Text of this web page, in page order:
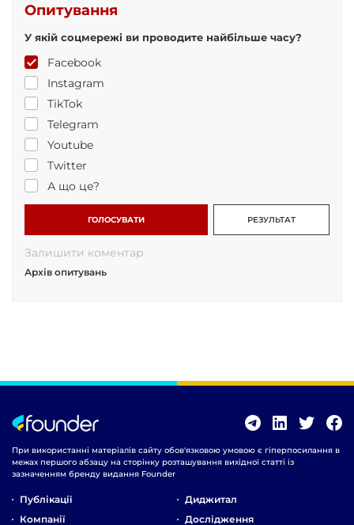
Опитування
У якій соцмережі ви проводите найбільше часу?
Facebook
Instagram
TikTok
Telegram
Youtube
Twitter
А що це?
ГОЛОСУВАТИ РЕЗУЛЬТАТ
Залишити коментар
Архів опитувань
При використанні матеріалів сайту обов'язковою умовою є гіперпосилання в
межах першого абзацу на сторінку розташування вихідної статті із
зазначенням бренду видання Founder
Публікації
Компанії
Диджитал
Дослідження